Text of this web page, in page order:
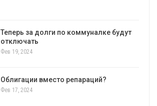
Теперь за долги по коммуналке будут
отключать
Фев 19, 2024
Облигации вместо репараций?
Фев 17, 2024